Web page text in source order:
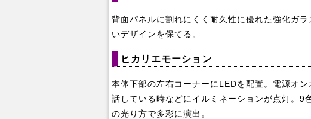
背面パネルに割れにくく耐久性に優れた強化ガ
いデザインを保てる。
ヒカリエモーション
本体下部の左右コーナーにLEDを配置。電源オ
話している時などにイルミネーションが点灯。9
の光り方で多彩に演出。